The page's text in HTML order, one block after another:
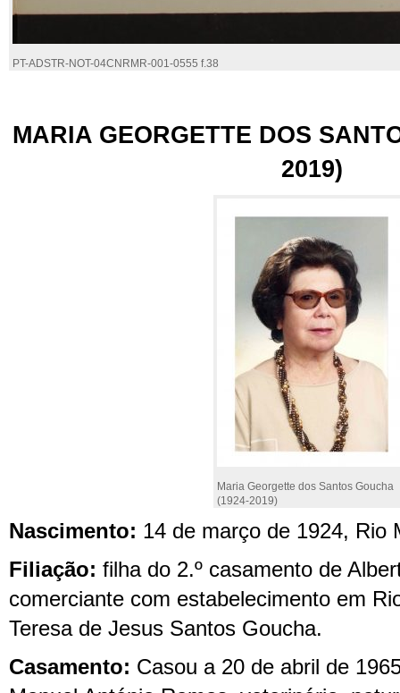
PT-ADSTR-NOT-04CNRMR-001-0555 f.38
MARIA GEORGETTE DOS
2019)
Maria Georgette dos Santos Goucha
(1924-2019)
Nascimento: 14 de março de 1924, Rio
Filiação: filha do 2.º casamento de
comerciante com estabelecimento em
Teresa de Jesus Santos Goucha.
Casamento: Casou a 20 de abril de